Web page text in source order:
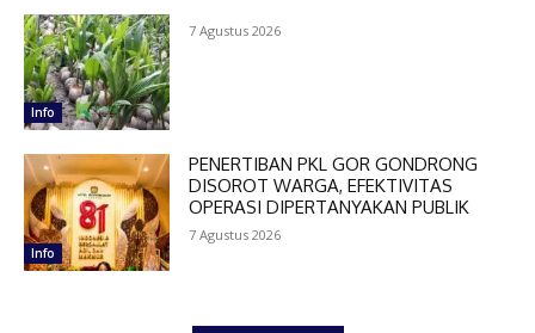
Info
7 Agustus 2026
Info
PENERTIBAN PKL GOR GONDRONG
DISOROT WARGA, EFEKTIVITAS
OPERASI DIPERTANYAKAN PUBLIK
7 Agustus 2026